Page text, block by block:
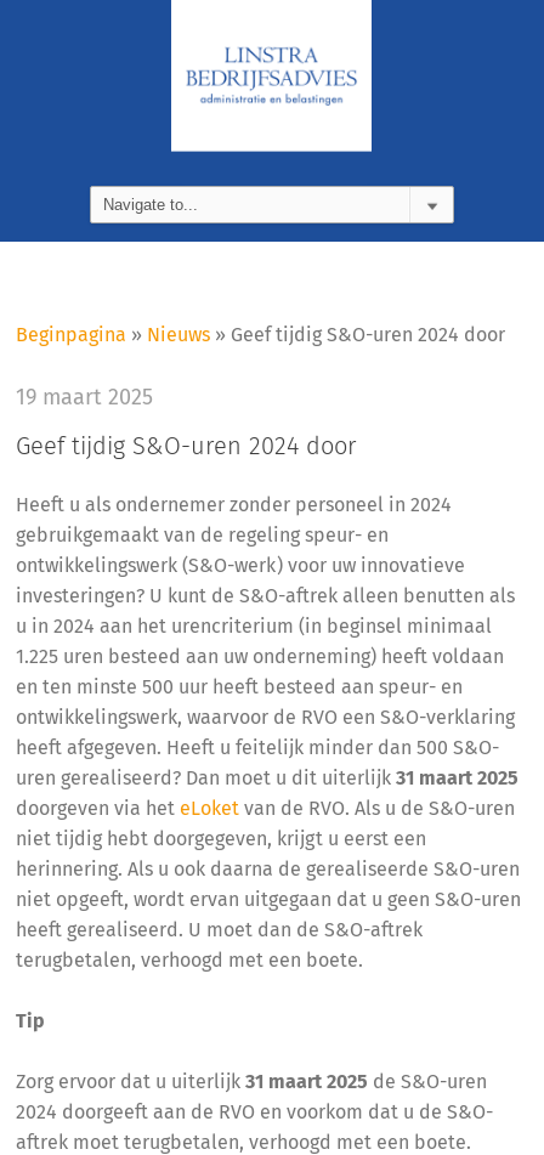
Beginpagina » Nieuws » Geef tijdig S&O-uren 2024 door
19 maart 2025
Geef tijdig S&O-uren 2024 door
Heeft u als ondernemer zonder personeel in 2024
gebruikgemaakt van de regeling speur- en
ontwikkelingswerk (S&O-werk) voor uw innovatieve
investeringen? U kunt de S&O-aftrek alleen benutten als
u in 2024 aan het urencriterium (in beginsel minimaal
1.225 uren besteed aan uw onderneming) heeft voldaan
en ten minste 500 uur heeft besteed aan speur- en
ontwikkelingswerk, waarvoor de RVO een S&O-verklaring
heeft afgegeven. Heeft u feitelijk minder dan 500 S&O-
uren gerealiseerd? Dan moet u dit uiterlijk31 maart 2025
doorgeven via het eLoket van de RVO. Als u de S&O-uren
niet tijdig hebt doorgegeven, krijgt u eerst een
herinnering. Als u ook daarna de gerealiseerde S&O-uren
niet opgeeft, wordt ervan uitgegaan dat u geen S&O-uren
heeft gerealiseerd. U moet dan de S&O-aftrek
terugbetalen, verhoogd met een boete.
Tip
Zorg ervoor dat u uiterlijk31 maart 2025 de S&O-uren
2024 doorgeeft aan de RVO en voorkom dat u de S&O-
aftrek moet terugbetalen, verhoogd met een boete.